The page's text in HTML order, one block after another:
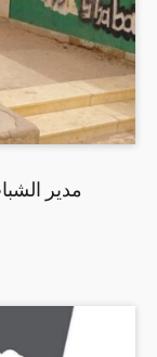
مدير